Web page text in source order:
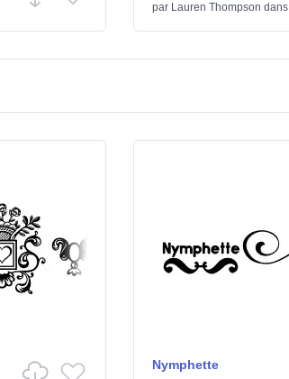
par Lauren Thompson dans
Nymphette